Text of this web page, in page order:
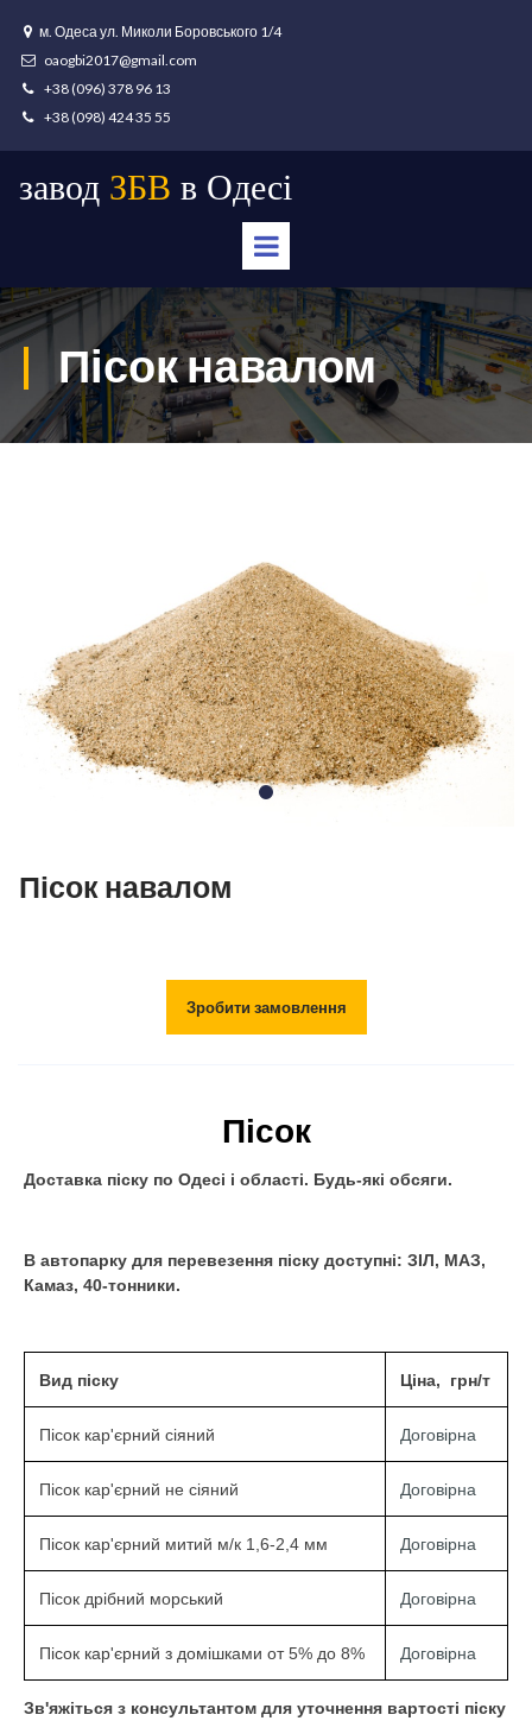
 м. Одеса ул. Миколи Боровського 1/4
 oaogbi2017@gmail.com
 +38 (096) 378 96 13
 +38 (098) 424 35 55
завод ЗБВ в Одесі
| Пісок навалом
Пісок навалом
Зробити замовлення
Пісок
Доставка піску по Одесі і області. Будь-які обсяги.
В автопарку для перевезення піску доступні: ЗІЛ, МАЗ,
Камаз, 40-тонники.
Вид піску Ціна, грн/т
Пісок кар'єрний сіяний Договірна
Пісок кар'єрний не сіяний Договірна
Пісок кар'єрний митий м/к 1,6-2,4 мм Договірна
Пісок дрібний морський Договірна
Пісок кар'єрний з домішками от 5% до 8% Договірна
Зв'яжіться з консультантом для уточнення вартості піску